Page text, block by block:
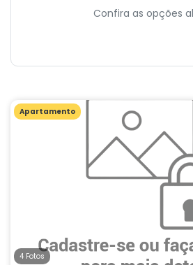
Confira as opções
Apartamento
4 Fotos